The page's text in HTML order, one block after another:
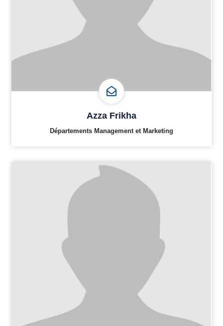
Azza Frikha
Départements Management et Marketing